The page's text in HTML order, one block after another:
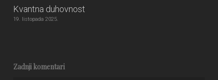
Kvantna duhovnost
19. listopada 2025.
Zadnji komentari